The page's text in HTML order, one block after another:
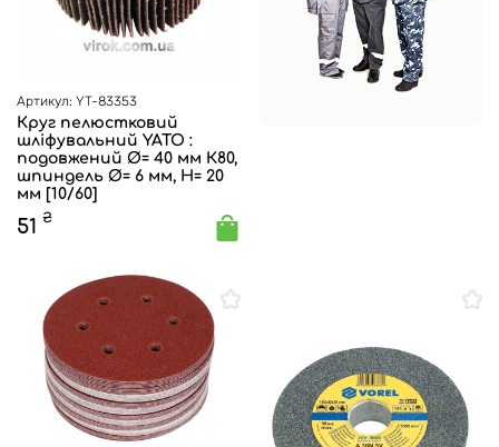
Артикул: YT-83353
Круг пелюстковий
шліфувальний YATO :
подовжений Ø= 40 мм К80,
шпиндель Ø= 6 мм, H= 20
мм [10/60]
51 ₴